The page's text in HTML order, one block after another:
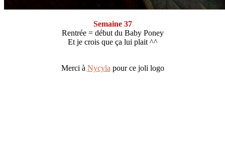
Semaine 37
Rentrée = début du Baby Poney
Et je crois que ça lui plait ^^
Merci à Nycyla pour ce joli logo